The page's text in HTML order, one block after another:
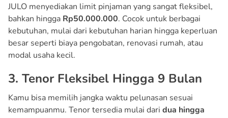
JULO menyediakan limit pinjaman yang sangat fleksibel,
bahkan hingga Rp50.000.000. Cocok untuk berbagai
kebutuhan, mulai dari kebutuhan harian hingga keperluan
besar seperti biaya pengobatan, renovasi rumah, atau
modal usaha kecil.
3. Tenor Fleksibel Hingga 9 Bulan
Kamu bisa memilih jangka waktu pelunasan sesuai
kemampuanmu. Tenor tersedia mulai dari dua hingga